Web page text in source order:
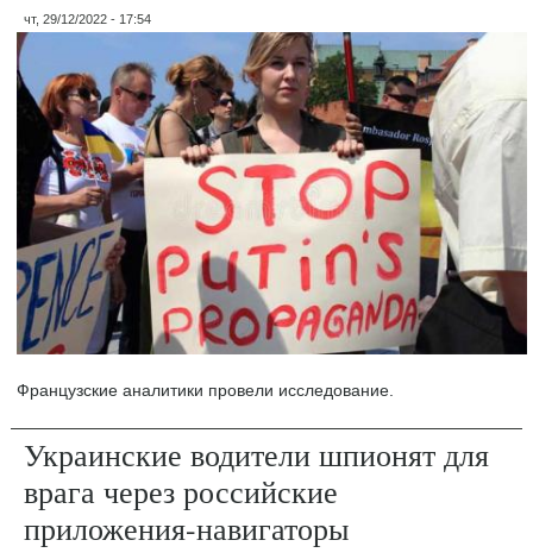
чт, 29/12/2022 - 17:54
Французские аналитики провели исследование.
Украинские водители шпионят для
врага через российские
приложения-навигаторы